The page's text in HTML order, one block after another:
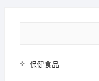
保健食品